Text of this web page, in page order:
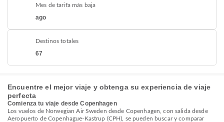
Mes de tarifa más baja
ago
Destinos totales
67
Encuentre el mejor viaje y obtenga su experiencia de viaje
perfecta
Comienza tu viaje desde Copenhagen
Los vuelos de Norwegian Air Sweden desde Copenhagen, con salida desde
Aeropuerto de Copenhague-Kastrup (CPH), se pueden buscar y comparar